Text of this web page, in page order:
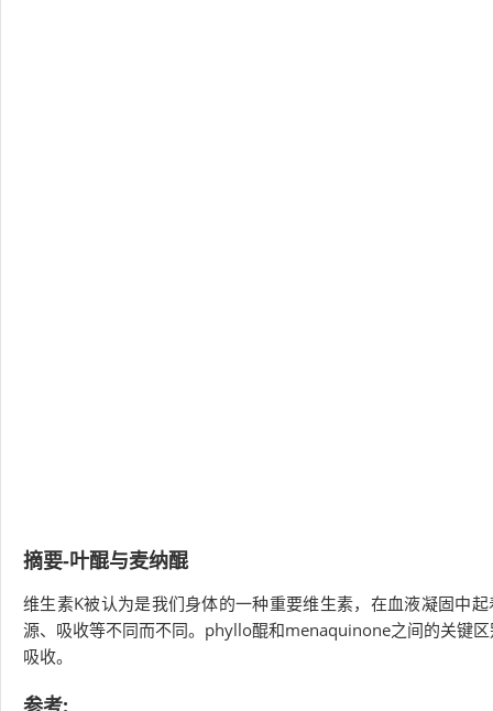
摘要-叶醌与麦纳醌
维生素K被认为是我们身体的一种重要维生素，在血液凝固中
源、吸收等不同而不同。phyllo醌和menaquinone之间的关键
吸收。